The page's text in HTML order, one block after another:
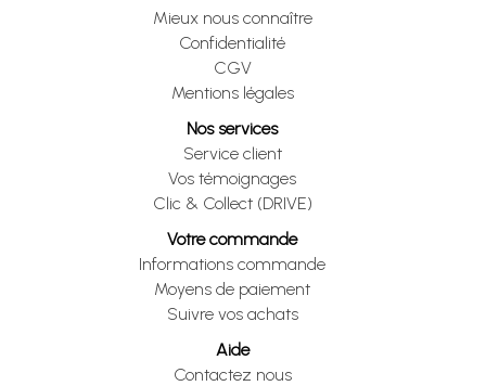
Mieux nous connaître
Confidentialité
CGV
Mentions légales
Nos services
Service client
Vos témoignages
Clic & Collect (DRIVE)
Votre commande
Informations commande
Moyens de paiement
Suivre vos achats
Aide
Contactez nous